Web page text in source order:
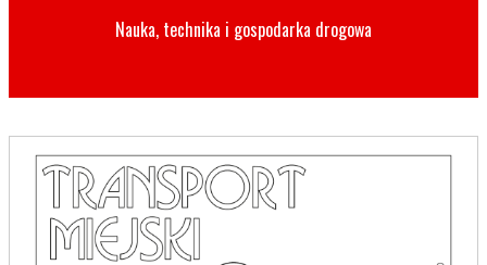
Nauka, technika i gospodarka drogowa